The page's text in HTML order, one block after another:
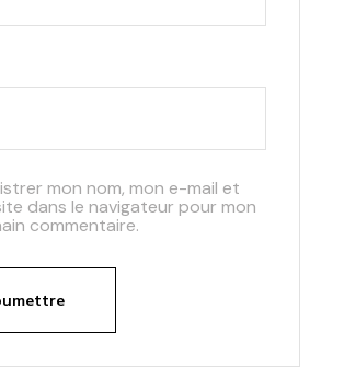
mon nom, mon e-mail et
dans le navigateur pour mon
commentaire.